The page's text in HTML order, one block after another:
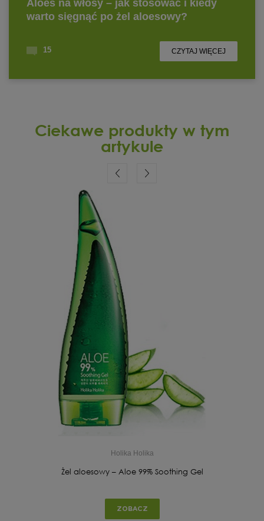
Ciekawe produkty w tym
artykule
Holika Holika
Żel aloesowy – Aloe 99% Soothing Gel
ZOBACZ